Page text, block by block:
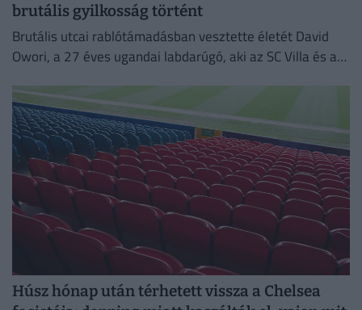
brutális gyilkosság történt
Brutális utcai rablótámadásban vesztette életét David
Owori, a 27 éves ugandai labdarúgó, aki az SC Villa és a
Húsz hónap után térhetett vissza a Chelsea